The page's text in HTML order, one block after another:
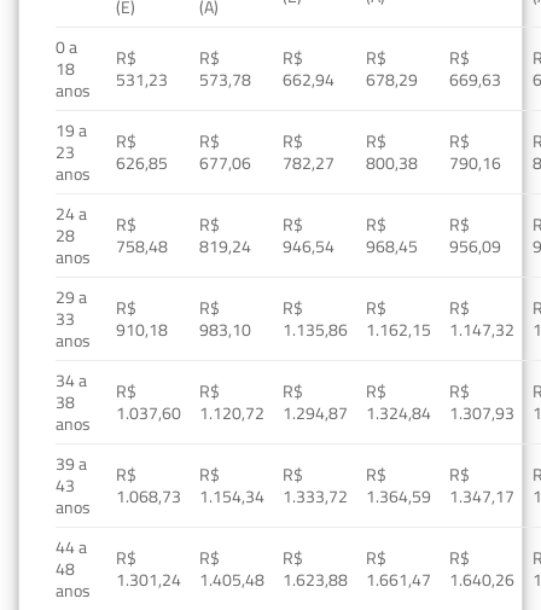
(E)
(A)
0 a
18
anos
R$
531,23
R$
573,78
R$
662,94
R$
678,29
R$
669,63
19 a
23
anos
R$
626,85
R$
677,06
R$
782,27
R$
800,38
R$
790,16
24 a
28
anos
R$
758,48
R$
819,24
R$
946,54
R$
968,45
R$
956,09
29 a
33
anos
R$
910,18
R$
983,10
R$
1.135,86
R$
1.162,15
R$
1.147,32
34 a
38
anos
R$
1.037,60
R$
1.120,72
R$
1.294,87
R$
1.324,84
R$
1.307,93
39 a
43
anos
R$
1.068,73
R$
1.154,34
R$
1.333,72
R$
1.364,59
R$
1.347,17
44 a
48
anos
R$
1.301,24
R$
1.405,48
R$
1.623,88
R$
1.661,47
R$
1.640,26